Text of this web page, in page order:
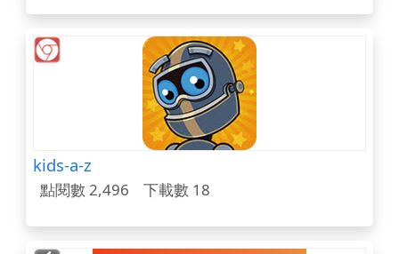
kids-a-z
點閱數 2,496 下載數 18